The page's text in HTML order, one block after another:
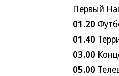
Первый
01.20
01.40
03.00
05.00